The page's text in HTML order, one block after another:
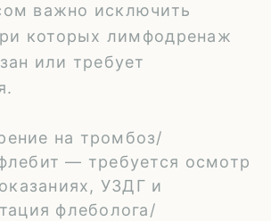
важно исключить
которых лимфодренаж
или требует
на тромбоз/
— требуется осмотр
УЗДГ и
флеболога/